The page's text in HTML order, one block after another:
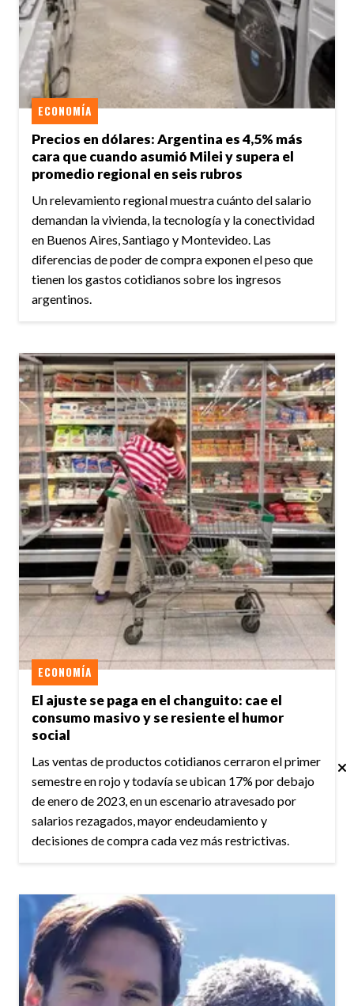
Precios en dólares: Argentina es 4,5% más
cara que cuando asumió Milei y supera el
promedio regional en seis rubros
ECONOMÍA
Un relevamiento regional muestra cuánto del salario
demandan la vivienda, la tecnología y la conectividad
en Buenos Aires, Santiago y Montevideo. Las
diferencias de poder de compra exponen el peso que
tienen los gastos cotidianos sobre los ingresos
argentinos.
El ajuste se paga en el changuito: cae el
consumo masivo y se resiente el humor
social
ECONOMÍA
Las ventas de productos cotidianos cerraron el primer
semestre en rojo y todavía se ubican 17% por debajo
de enero de 2023, en un escenario atravesado por
salarios rezagados, mayor endeudamiento y
decisiones de compra cada vez más restrictivas.